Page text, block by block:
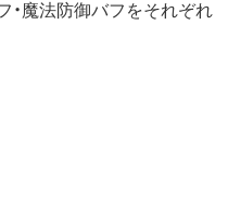
・魔法防御バフをそれぞれ